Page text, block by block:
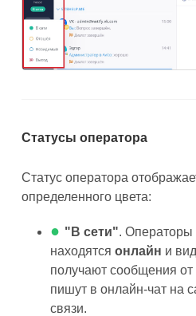
Статусы оператора
Статус оператора
определенного цвета:
● "В сети". Операторы
находятся онлайн и
получают сообщения от
пишут в онлайн-чат на
связи.